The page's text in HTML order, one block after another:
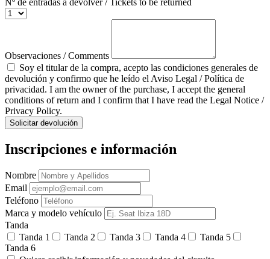
Nº de entradas a devolver / Tickets to be returned
Observaciones / Comments
Soy el titular de la compra, acepto las condiciones generales de
devolución y confirmo que he leído el Aviso Legal / Política de
privacidad. I am the owner of the purchase, I accept the general
conditions of return and I confirm that I have read the Legal Notice /
Privacy Policy.
Solicitar devolución
Inscripciones e información
Nombre
Email
Teléfono
Marca y modelo vehículo
Tanda
Tanda 1
Tanda 2 Tanda 3 Tanda 4
Tanda 5
Tanda 6